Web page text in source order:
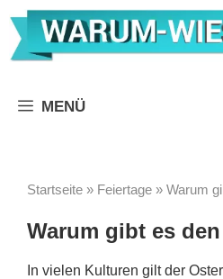
Zum
Inhalt
springen
MENÜ
Startseite » Feiertage » Warum
Warum gibt es
In vielen Kulturen gilt der